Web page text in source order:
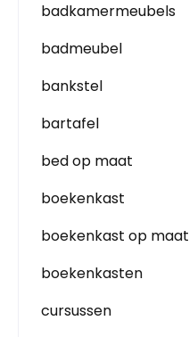
badkamermeubels
badmeubel
bankstel
bartafel
bed op maat
boekenkast
boekenkast op maat
boekenkasten
cursussen